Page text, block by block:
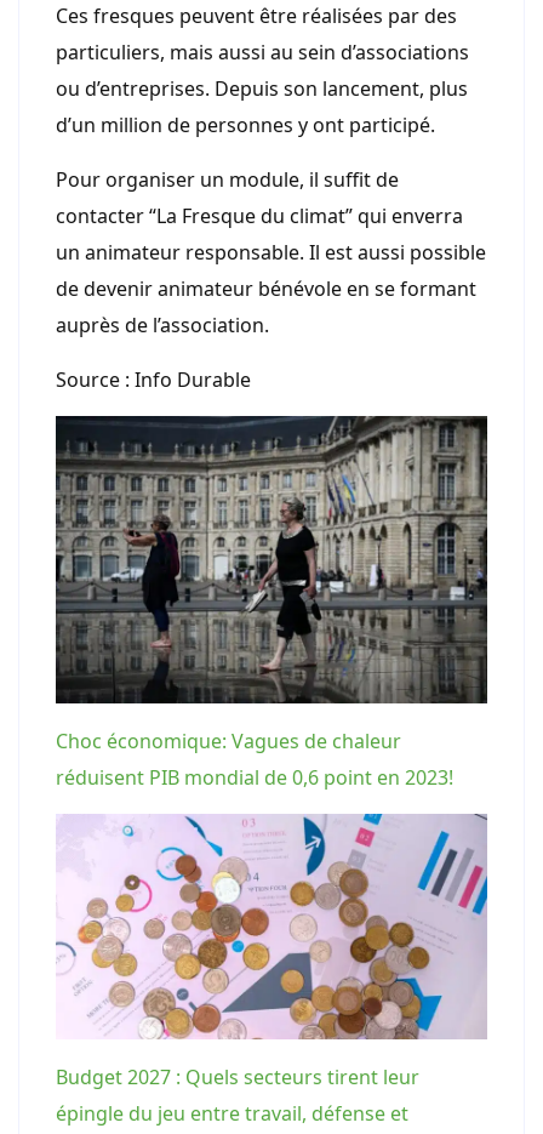
Ces fresques peuvent être réalisées par des
particuliers, mais aussi au sein d’associations
ou d’entreprises. Depuis son lancement, plus
d’un million de personnes y ont participé.
Pour organiser un module, il suffit de
contacter “La Fresque du climat” qui enverra
un animateur responsable. Il est aussi possible
de devenir animateur bénévole en se formant
auprès de l’association.
Source : Info Durable
Choc économique: Vagues de chaleur
réduisent PIB mondial de 0,6 point en 2023!
Budget 2027 : Quels secteurs tirent leur
épingle du jeu entre travail, défense et